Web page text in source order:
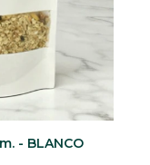
- BLANCO